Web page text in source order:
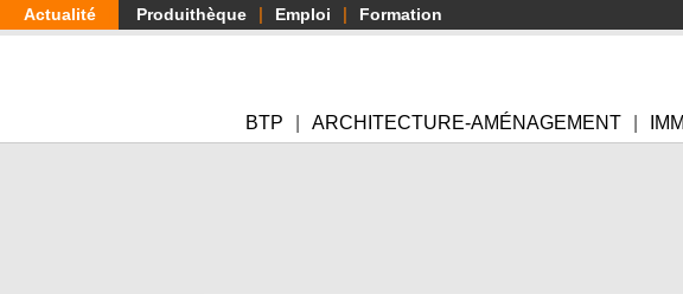
Aller
au
Actualité Produithèque Emploi Formation
BTP ARCHITECTURE-AMÉNAGEMENT